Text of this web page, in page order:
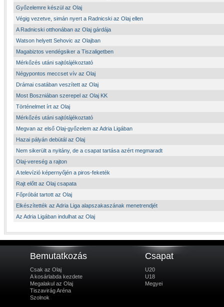
Győzelemre készül az Olaj
Végig vezetve, simán nyert a Radnicski az Olaj ellen
A Radnicski otthonában az Olaj gárdája
Watson helyett Sehovic az Olajban
Magabiztos vendégsiker a Tiszaligetben
Mérkőzés utáni sajtótájékoztató
Négypontos meccset vív az Olaj
Drámai csatában veszített az Olaj
Most Boszniában szerepel az Olaj KK
Történelmet írt az Olaj
Mérkőzés utáni sajtótájékoztató
Megvan az első Olaj-győzelem az Adria Ligában
Hazai pályán debütál az Olaj
Nem sikerült a nyitány, de a csapat tartása azért megmaradt
Olaj-vereség a rajton
A televízió képernyőjén a piros-feketék
Rajt előtt az Olaj csapata
Főpróbát tartott az Olaj
Elkészítették az Adria Liga alapszakaszának menetrendjét
Az Adria Ligában indulhat az Olaj
Bemutatkozás
Csak az Olaj
A kosárlabda kezdete
Megalakul az Olaj
Tiszavirág Aréna
Szolnok
Csapat
U20
U18
Megyei